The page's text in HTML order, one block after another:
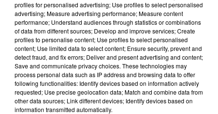
offrant aux passagers une vue panoramique à
couper le souffle avant la chute finale... Un mélange
d’adrénaline et de frissons qui fera vibrer les plus
téméraires !"explique-t-on.
profiles for personalised advertising; Use profiles to select personalised
advertising; Measure advertising performance; Measure content
performance; Understand audiences through statistics or combinations
of data from different sources; Develop and improve services; Create
profiles to personalise content; Use profiles to select personalised
content; Use limited data to select content; Ensure security, prevent and
detect fraud, and fix errors; Deliver and present advertising and content;
Save and communicate privacy choices. These technologies may
process personal data such as IP address and browsing data to offer
following functionalities: Identify devices based on information actively
requested; Use precise geolocation data; Match and combine data from
other data sources; Link different devices; Identify devices based on
information transmitted automatically.